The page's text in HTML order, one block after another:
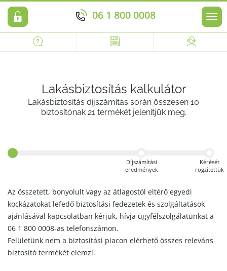
06 1 800 0008
Lakásbiztosítás kalkulátor
Lakásbiztosítás díjszámítás során összesen 10
biztosítónak 21 termékét jelenítjük meg.
Díjszámítási
eredmények
Kérését
rögzítettük
Az összetett, bonyolult vagy az átlagostól eltérő egyedi
kockázatokat lefedő biztosítási fedezetek és szolgáltatások
ajánlásával kapcsolatban kérjük, hívja ügyfélszolgálatunkat a
06 1 800 0008-as telefonszámon.
Felületünk nem a biztosítási piacon elérhető összes releváns
biztosító termékét elemzi.